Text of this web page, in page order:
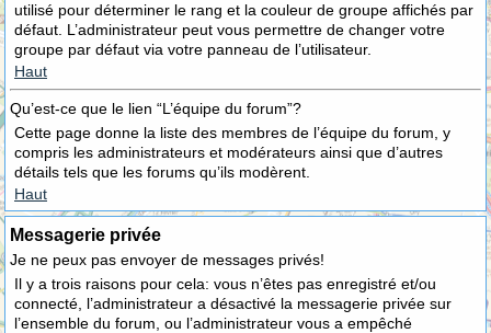
utilisé pour déterminer le rang et la couleur de groupe affichés par
défaut. L’administrateur peut vous permettre de changer votre
groupe par défaut via votre panneau de l’utilisateur.
Haut
Qu’est-ce que le lien “L’équipe du forum”?
Cette page donne la liste des membres de l’équipe du forum, y
compris les administrateurs et modérateurs ainsi que d’autres
détails tels que les forums qu’ils modèrent.
Haut
Messagerie privée
Je ne peux pas envoyer de messages privés!
Il y a trois raisons pour cela: vous n’êtes pas enregistré et/ou
connecté, l’administrateur a désactivé la messagerie privée sur
l’ensemble du forum, ou l’administrateur vous a empêché